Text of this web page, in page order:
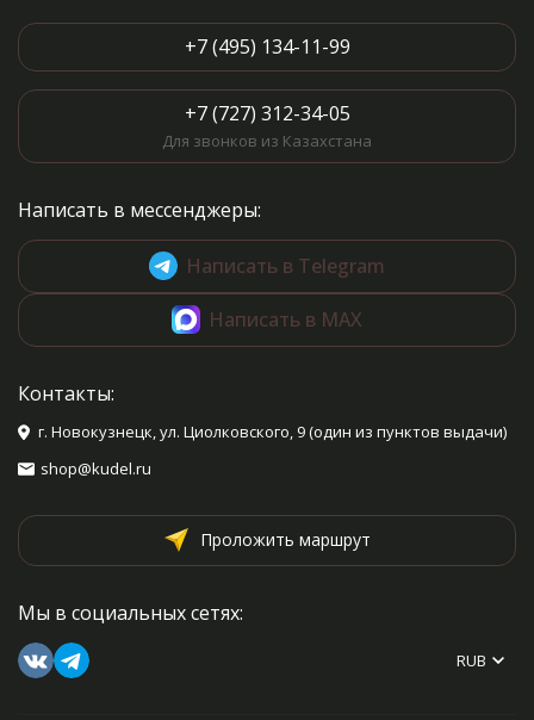
+7 (495) 134-11-99
+7 (727) 312-34-05
Для звонков из Казахстана
Написать в мессенджеры:
Написать в Telegram
Написать в MAX
Контакты:
г. Новокузнецк, ул. Циолковского, 9 (один из пунктов выдачи)
shop@kudel.ru
Проложить маршрут
Мы в социальных сетях:
RUB